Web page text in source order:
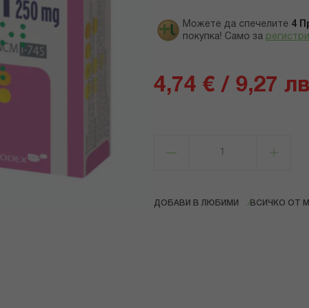
Можете да спечелите 4
покупка! Само за
4,74 € / 9,27
ДОБАВИ В ЛЮБИМИ ВСИЧКО ОТ